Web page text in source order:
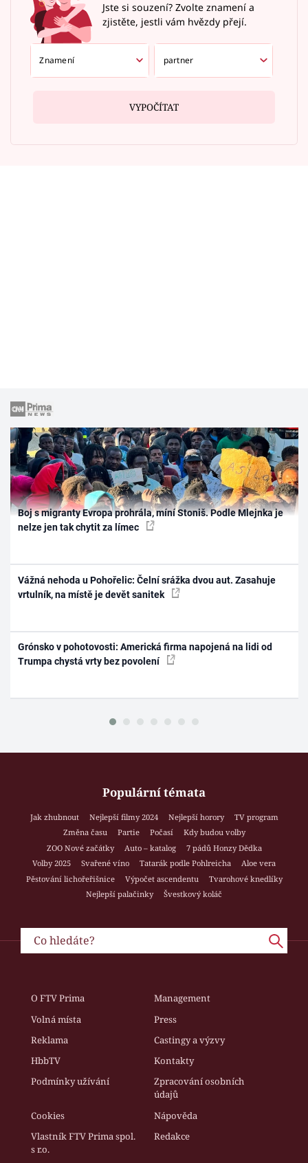
Jste si souzení? Zvolte znamení a
zjistěte, jestli vám hvězdy přejí.
VYPOČÍTAT
Boj s migranty Evropa prohrála, míní Stoniš. Podle Mlejnka je
nelze jen tak chytit za límec
Vážná nehoda u Pohořelic: Čelní srážka dvou aut. Zasahuje
vrtulník, na místě je devět sanitek
Grónsko v pohotovosti: Americká firma napojená na lidi od
Trumpa chystá vrty bez povolení
Populární témata
Jak zhubnout Nejlepší filmy 2024 Nejlepší horory
TV program
Změna času
Partie Počasí
Kdy budou volby
ZOO Nové začátky
Auto – katalog
7 pádů Honzy Dědka
Volby 2025
Svařené víno Tatarák podle Pohlreicha
Aloe vera
Pěstování lichořeřišnice
Výpočet ascendentu
Tvarohové knedlíky
Nejlepší palačinky
Švestkový koláč
O FTV Prima
Management
Volná místa
Press
Reklama
Castingy a výzvy
HbbTV
Kontakty
Podmínky užívání
Zpracování osobních
údajů
Cookies
Nápověda
Vlastník FTV Prima spol.
s r.o.
Redakce